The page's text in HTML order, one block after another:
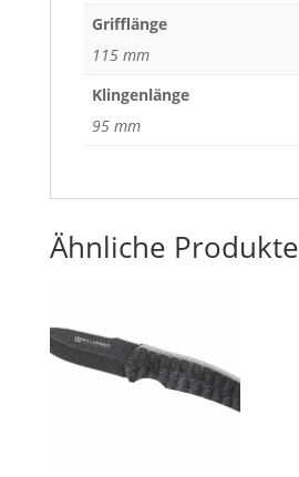
Grifflänge
115 mm
Klingenlänge
95 mm
Ähnliche Produkte